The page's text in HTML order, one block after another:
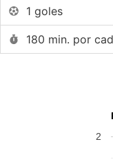
1 goles
180 min. por
2